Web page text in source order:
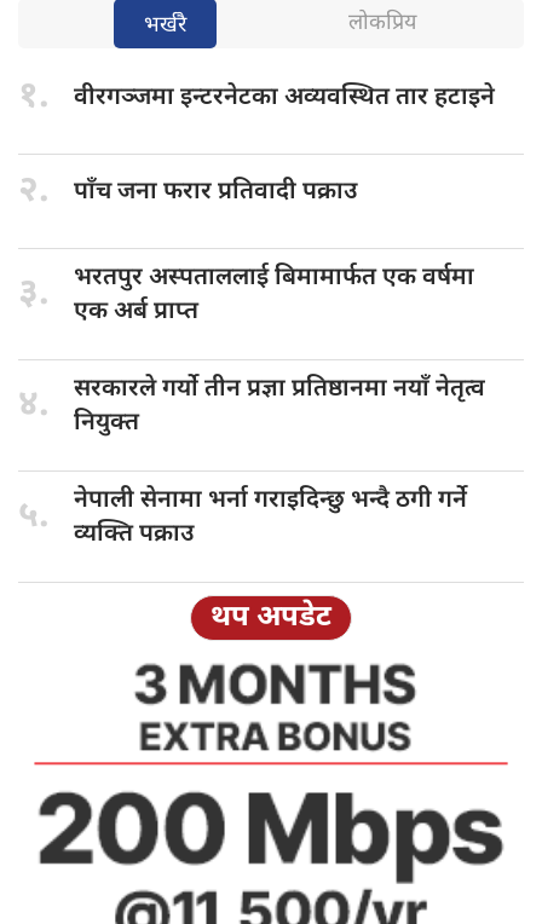
भर्खरै लोकप्रिय
१. वीरगञ्जमा इन्टरनेटकाअव्यवस्थित तार हटाइने
२. पाँच जनाफरार प्रतिवादी पक्राउ
३. भरतपुर अस्पताललाईबिमामार्फत एक वर्षमा
एक अर्ब प्राप्त
४. सरकारले गर्योतीन प्रज्ञा प्रतिष्ठानमा नयाँ नेतृत्व
नियुक्त
५. नेपाली सेनामा भर्ना गराइदिन्छु भन्दै ठगी गर्ने
व्यक्ति पक्राउ
थप अपडेट